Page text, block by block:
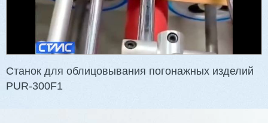
Станок для облицовывания погонажных изделий
PUR-300F1